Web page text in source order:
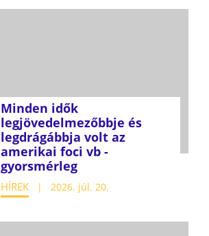
Minden idők
legjövedelmezőbbje és
legdrágábbja volt az
amerikai foci vb -
gyorsmérleg
HÍREK 2026. júl. 20.